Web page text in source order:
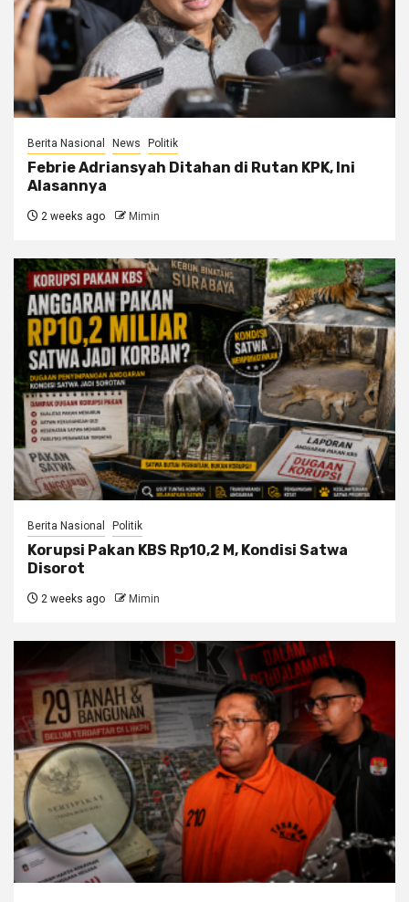
Berita Nasional News Politik
Febrie Adriansyah Ditahan di Rutan KPK, Ini
Alasannya
2 weeks ago Mimin
Berita Nasional Politik
Korupsi Pakan KBS Rp10,2 M, Kondisi Satwa
Disorot
2 weeks ago Mimin